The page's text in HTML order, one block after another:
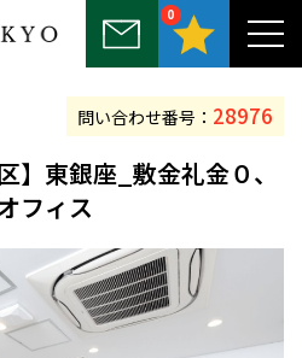
0
50坪～75坪
75坪～100坪
】東銀座_敷金礼金０、
フィス
問い合わせ番号： 28976